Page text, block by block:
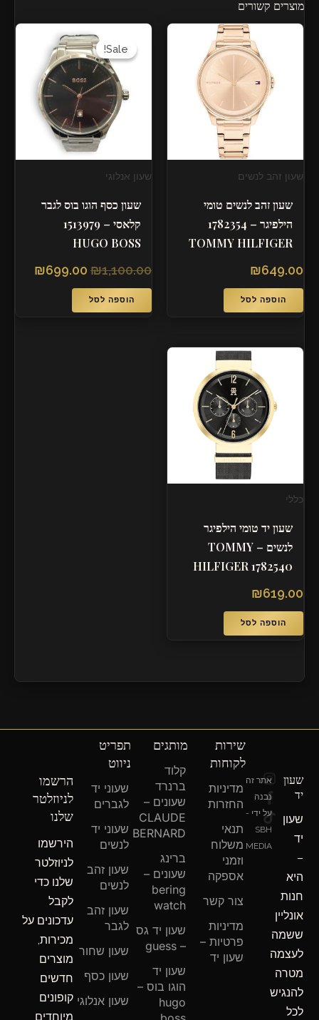
מוצרים קשורים
שעון זהב לנשים
שעון זהב לנשים טומי
הילפיגר – 1782354
TOMMY HILFIGER
₪649.00
הוספה לסל
Sale!
Sale!
שעון אנלוגי
שעון כסף הוגו בוס לגבר
קלאסי – 1513979
HUGO BOSS
₪1,100.00
המחיר
המקורי
היה:
₪1,100.00.
₪699.00
המחיר
הוספה לסל
כללי
שעון יד טומי הילפיגר
לנשים – TOMMY
HILFIGER 1782540
₪619.00
הוספה לסל
שעון
יד
שעון
יד
היא
חנות
אונליין
ששמה
לעצמה
מטרה
להנגיש
לכל
I
t
a
m
F
e
k
-
f
T
t
אתר זה
נבנה
על ידי -
SBH
MEDIA
תפריט
ניווט
שעוני יד
לגברים
שעוני יד
לנשים
שעון זהב
לנשים
שעון זהב
לגבר
שעון שחור
שעון כסף
שעון אנלוגי
מותגים
קלוד
ברנרד
שעונים –
CLAUDE
BERNARD
ברינג
שעונים –
bering
watch
שעון יד גס
– guess
שעון יד
הוגו בוס –
hugo
שירות
לקוחות
מדיניות
החזרות
תנאי
משלוח
וזמני
אספקה
צור קשר
מדיניות
פרטיות –
שעון יד
הרשמו
לניוזלטר
שלנו
הירשמו
לניוזלטר
שלנו כדי
לקבל
עדכונים על
מכירות,
מוצרים
חדשים
קופונים
מיוחדים